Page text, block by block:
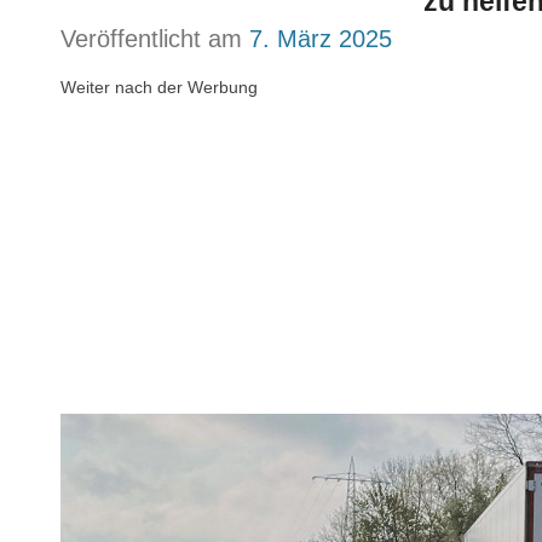
Veröffentlicht am 7. März 2025
Weiter nach der Werbung